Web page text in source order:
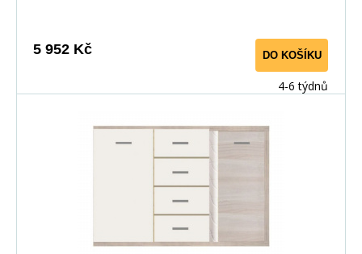
samostatným komponentům si můžete vytvořit vlastní
vybavení, které se hodí do Vašeho interiéru. &nbsp;
5 952 Kč DO KOŠÍKU
4-6 týdnů